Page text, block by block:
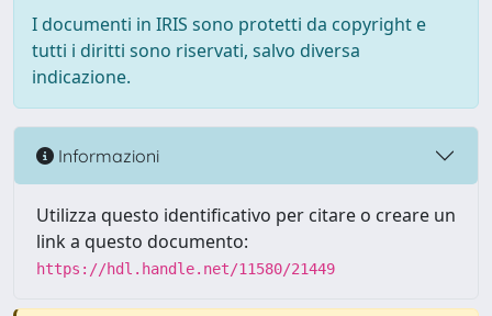
I documenti in IRIS sono protetti da copyright e
tutti i diritti sono riservati, salvo diversa
indicazione.
Informazioni
Utilizza questo identificativo per citare o creare un
link a questo documento:
https://hdl.handle.net/11580/21449